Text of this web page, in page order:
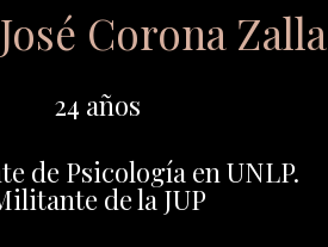
Corona Zalla
24 años
de Psicología en UNLP.
de la JUP